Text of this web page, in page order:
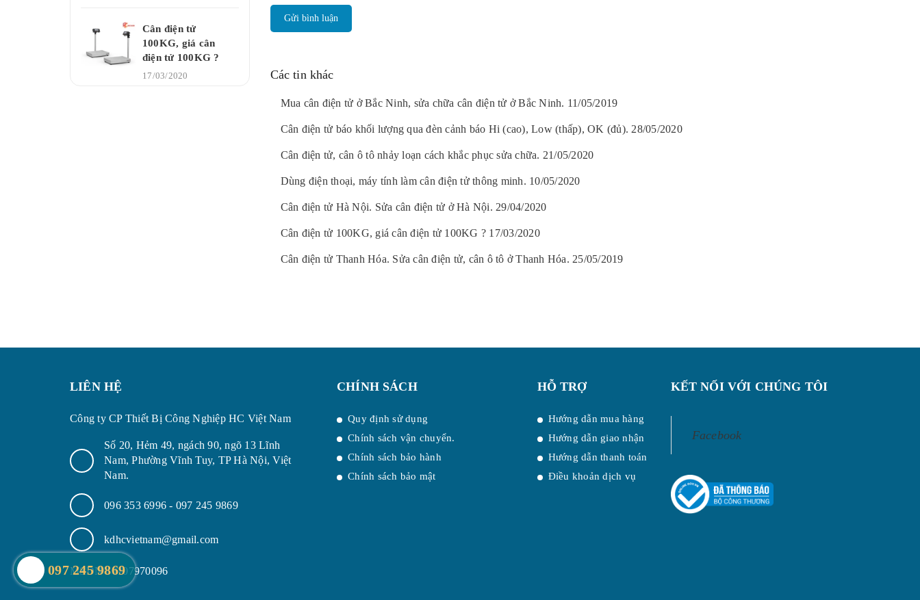
Gửi bình luận
Các tin khác
Mua cân điện tử ở Bắc Ninh, sửa chữa cân điện tử ở Bắc Ninh. 11/05/2019
Cân điện tử báo khối lượng qua đèn cảnh báo Hi (cao), Low (thấp), OK (đủ). 28/05/2020
Cân điện tử, cân ô tô nhảy loạn cách khắc phục sửa chữa. 21/05/2020
Dùng điện thoại, máy tính làm cân điện tử thông minh. 10/05/2020
Cân điện tử Hà Nội. Sửa cân điện tử ở Hà Nội. 29/04/2020
Cân điện tử 100KG, giá cân điện tử 100KG ? 17/03/2020
Cân điện tử Thanh Hóa. Sửa cân điện tử, cân ô tô ở Thanh Hóa. 25/05/2019
Cân điện tử
100KG, giá cân
điện tử 100KG ?
17/03/2020
LIÊN HỆ
Công ty CP Thiết Bị Công Nghiệp HC Việt Nam
Số 20, Hẻm 49, ngách 90, ngõ 13 Lĩnh
Nam, Phường Vĩnh Tuy, TP Hà Nội, Việt
Nam.
MSDN : 0107970096
CHÍNH SÁCH
Quy định sử dụng
Chính sách vận chuyển.
Chính sách bảo hành
Chính sách bảo mật
HỖ TRỢ
Hướng dẫn mua hàng
Hướng dẫn giao nhận
Hướng dẫn thanh toán
Điều khoản dịch vụ
KẾT NỐI VỚI CHÚNG TÔI
Facebook
097 245 9869